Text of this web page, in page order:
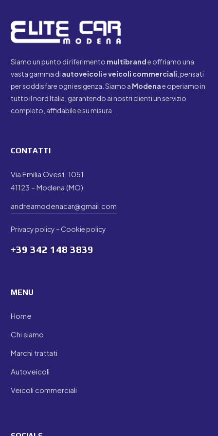
Siamo un punto di riferimento multibrande offriamo una
vasta gamma di autoveicolieveicoli commerciali , pensati
per soddisfare ogni esigenza. Siamo a Modenae operiamo in
tutto il nord Italia, garantendo ai nostri clienti un servizio
completo, affidabile e su misura.
CONTATTI
Via Emilia Ovest, 1051
41123 – Modena (MO)
andreamodenacar@gmail.com
Privacy policy –Cookie policy
+39342 148 3839
MENU
Home
Chi siamo
Marchi trattati
Autoveicoli
Veicoli commerciali